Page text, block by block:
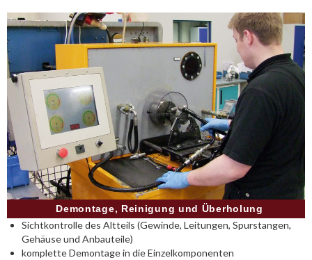
Demontage, Reinigung und Überholung
Sichtkontrolle des Altteils (Gewinde, Leitungen, Spurstangen,
Gehäuse und Anbauteile)
komplette Demontage in die Einzelkomponenten